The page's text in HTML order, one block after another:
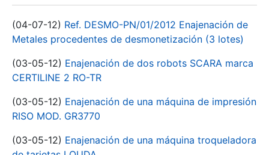
(04-07-12) Ref. DESMO-PN/01/2012 Enajenación de
Metales procedentes de desmonetización (3 lotes)
(03-05-12) Enajenación de dos robots SCARA marca
CERTILINE 2 RO-TR
(03-05-12) Enajenación de una máquina de impresión
RISO MOD. GR3770
(03-05-12) Enajenación de una máquina troqueladora